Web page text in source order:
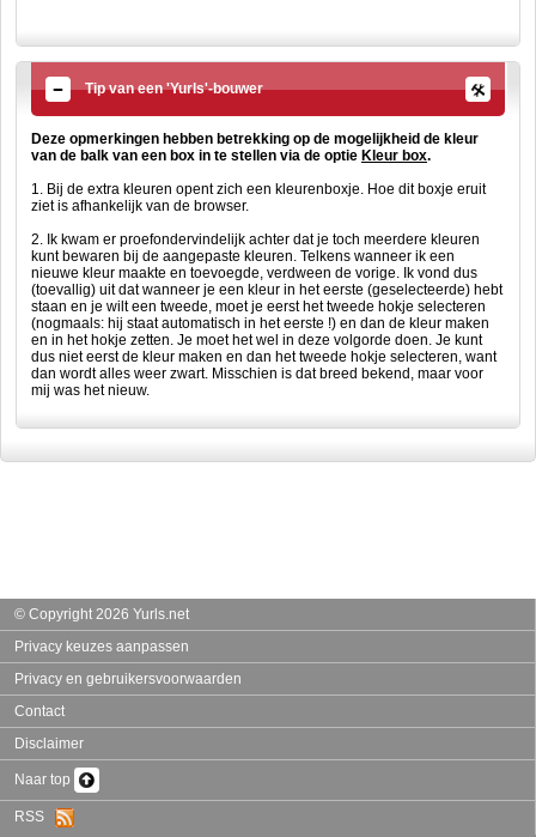
Tip van een 'Yurls'-bouwer
Deze opmerkingen hebben betrekking op de mogelijkheid de kleur
van de balk van een box in te stellen via de optie Kleur box.
1. Bij de extra kleuren opent zich een kleurenboxje. Hoe dit boxje eruit
ziet is afhankelijk van de browser.
2. Ik kwam er proefondervindelijk achter dat je toch meerdere kleuren
kunt bewaren bij de aangepaste kleuren. Telkens wanneer ik een
nieuwe kleur maakte en toevoegde, verdween de vorige. Ik vond dus
(toevallig) uit dat wanneer je een kleur in het eerste (geselecteerde) hebt
staan en je wilt een tweede, moet je eerst het tweede hokje selecteren
(nogmaals: hij staat automatisch in het eerste !) en dan de kleur maken
en in het hokje zetten. Je moet het wel in deze volgorde doen. Je kunt
dus niet eerst de kleur maken en dan het tweede hokje selecteren, want
dan wordt alles weer zwart. Misschien is dat breed bekend, maar voor
mij was het nieuw.
© Copyright 2026 Yurls.net
Privacy keuzes aanpassen
Privacy en gebruikersvoorwaarden
Contact
Disclaimer
Naar top
RSS